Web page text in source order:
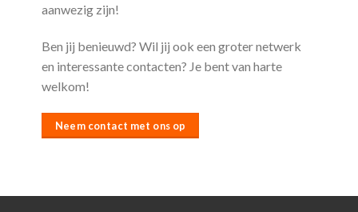
aanwezig zijn!
Ben jij benieuwd? Wil jij ook een groter netwerk
en interessante contacten? Je bent van harte
welkom!
Neem contact met ons op